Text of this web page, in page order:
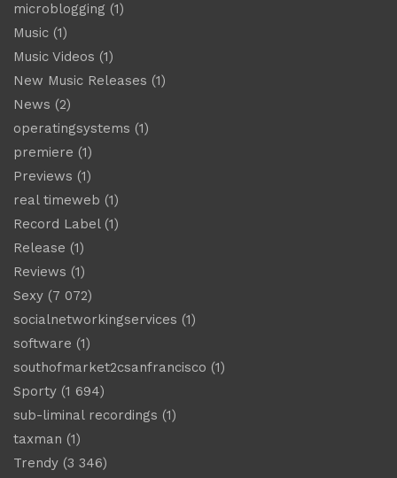
microblogging (1)
Music (1)
Music Videos (1)
New Music Releases (1)
News (2)
operatingsystems (1)
premiere (1)
Previews (1)
real timeweb (1)
Record Label(1)
Release (1)
Reviews (1)
Sexy (7 072)
socialnetworkingservices (1)
software (1)
southofmarket2csanfrancisco (1)
Sporty (1 694)
sub-liminal recordings (1)
taxman (1)
Trendy (3 346)